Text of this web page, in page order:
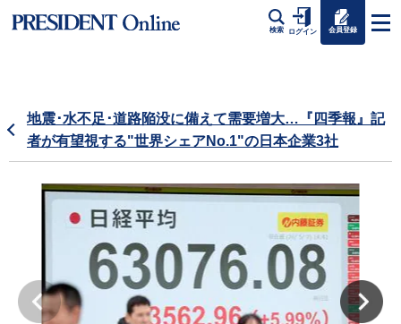
検索 ログイン 会員登録
地震･水不足･道路陥没に備えて需要増大…『四季報』記
者が有望視する"世界シェアNo.1"の日本企業3社